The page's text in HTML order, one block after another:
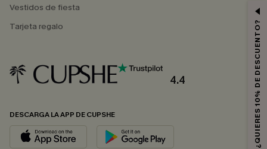
Vestidos de fiesta
Tarjeta regalo
4.4
DESCARGA LA APP DE CUPSHE ¿QUIERES 10% DE DESCUENTO?